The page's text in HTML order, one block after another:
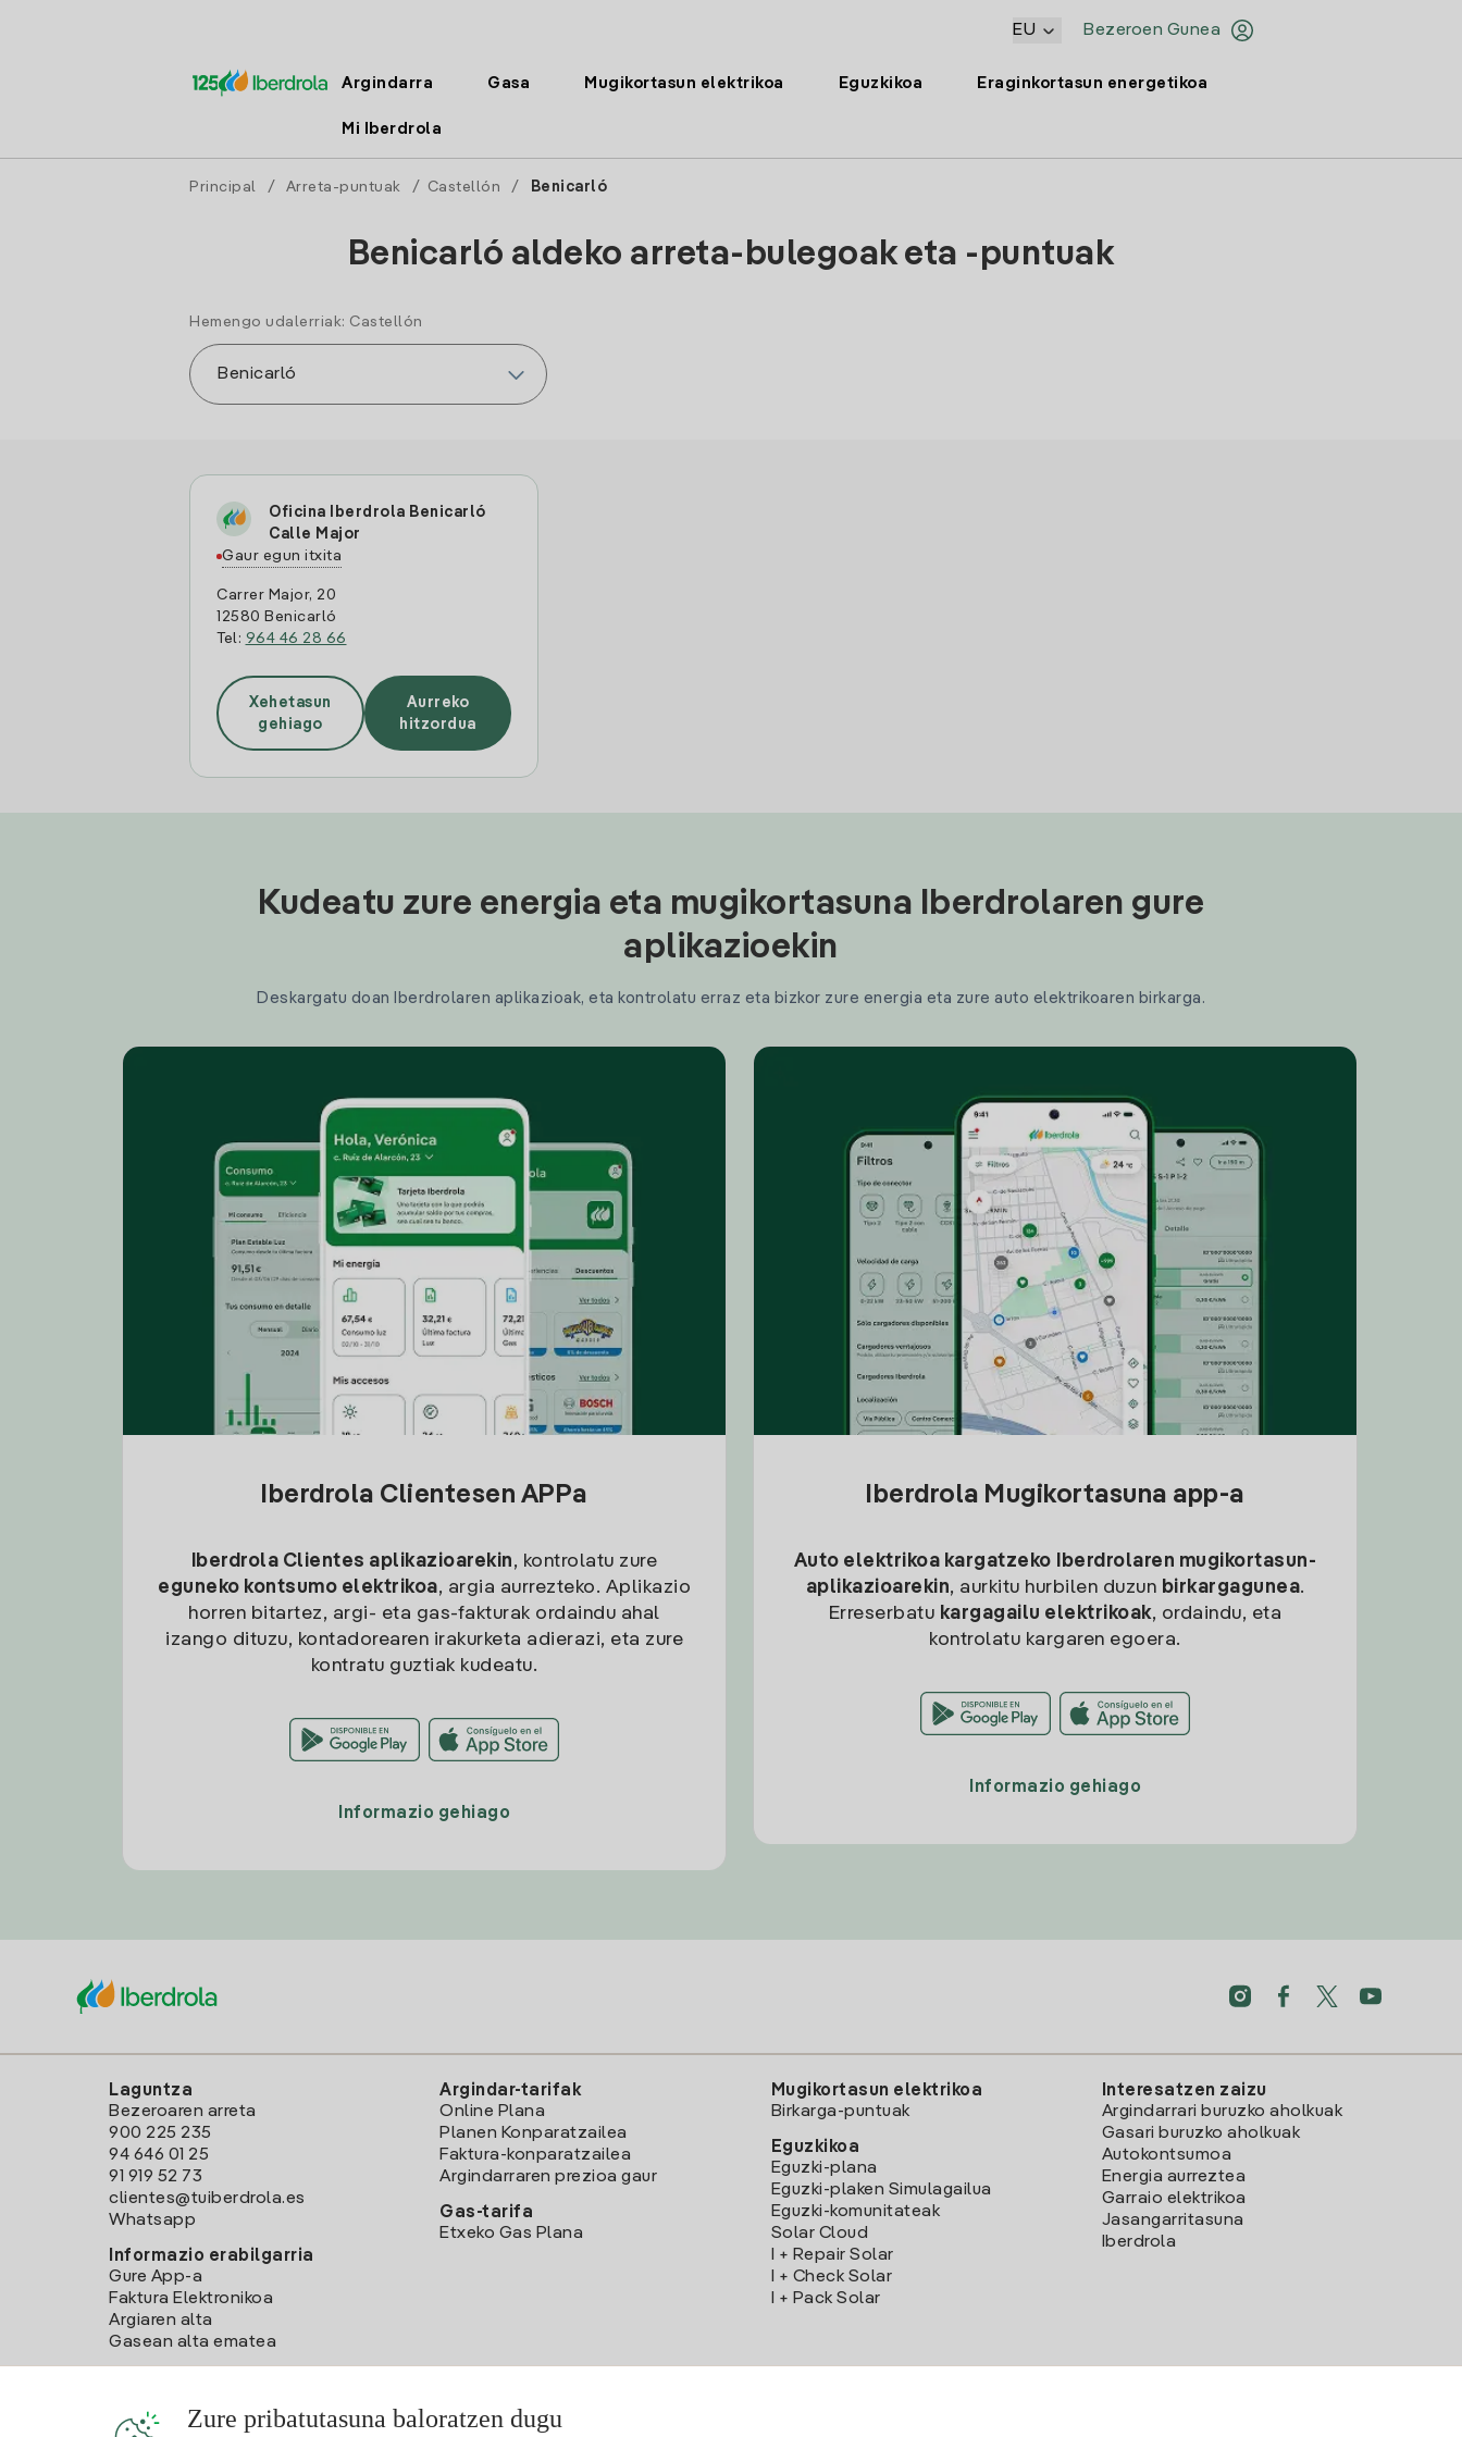
Bezeroen Gunea
EU
Argindarra Gasa Mugikortasun elektrikoa Eguzkikoa Eraginkortasun energetikoa
Mi Iberdrola
Principal / Arreta-puntuak / Castellón / Benicarló
Benicarló aldeko arreta-bulegoak eta -puntuak
Hemengo udalerriak: Castellón
Oficina Iberdrola Benicarló
Calle Major
Gaur egun itxita
Carrer Major, 20
12580 Benicarló
Tel: 964 46 28 66
Xehetasun
gehiago
Aurreko
hitzordua
Kudeatu zure energia eta mugikortasuna Iberdrolaren gure
aplikazioekin
Deskargatu doan Iberdrolaren aplikazioak, eta kontrolatu erraz eta bizkor zure energia eta zure auto elektrikoaren birkarga.
Iberdrola Clientesen APPa
Iberdrola Clientes aplikazioarekin, kontrolatu zure
eguneko kontsumo elektrikoa, argia aurrezteko. Aplikazio
horren bitartez, argi- eta gas-fakturak ordaindu ahal
izango dituzu, kontadorearen irakurketa adierazi, eta zure
kontratu guztiak kudeatu.
Informazio gehiago
Iberdrola Mugikortasuna app-a
Auto elektrikoa kargatzeko
Iberdrolaren mugikortasun-
aplikazioarekin, aurkitu hurbilen duzun birkargagunea.
Erreserbatu kargagailu elektrikoak, ordaindu, eta
kontrolatu kargaren egoera.
Informazio gehiago
Laguntza
Bezeroaren arreta
900 225 235
94 646 01 25
91 919 52 73
clientes@tuiberdrola.es
Whatsapp
Informazio erabilgarria
Gure App-a
Faktura Elektronikoa
Argiaren alta
Gasean alta ematea
Argindar-tarifak
Online Plana
Planen Konparatzailea
Faktura-konparatzailea
Argindarraren prezioa gaur
Gas-tarifa
Etxeko Gas Plana
Mugikortasun elektrikoa
Birkarga-puntuak
Eguzkikoa
Eguzki-plana
Eguzki-plaken Simulagailua
Eguzki-komunitateak
Solar Cloud
I + Repair Solar
I + Check Solar
I + Pack Solar
Interesatzen zaizu
Argindarrari buruzko aholkuak
Gasari buruzko aholkuak
Autokontsumoa
Energia aurreztea
Garraio elektrikoa
Jasangarritasuna
Iberdrola
Zure pribatutasuna baloratzen dugu